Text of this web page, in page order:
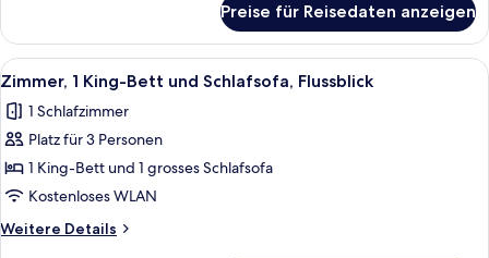
anzeigen
1 King-
Bett
und
Flussblick
Preise für Reisedaten anzeigen
Alle
Fotos
für
Zimmer,
1 King-
Bett
und
Schlafsofa,
Ein Hotelzimmer mit einem großen
4
Zimmer, 1 King-Bett und Schlafsofa, Flussblick
1 Schlafzimmer
Platz für 3 Personen
1 King-Bett und 1 grosses Schlafsofa
Kostenloses WLAN
Weitere Details
Weitere